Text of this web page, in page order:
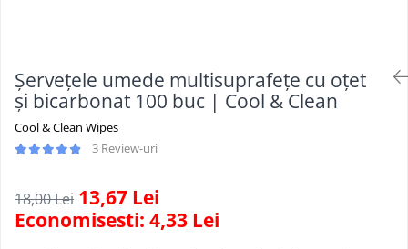
prindere
Pavaje si borduri
Programatoare stropire
Sere si solarii
Termometre Meteo
Umbrele si pavilioane gradina
Unelte gradinarit
Solutii pentru suprafetele din lemn
Solutii specializate
Solutii profesionale pentru
bucatarie
Șervețele umede multisuprafețe cu oțet
și bicarbonat 100 buc | Cool & Clean
Cool & Clean Wipes
3 Review-uri
18,00 Lei 13,67 Lei
Economisesti: 4,33 Lei